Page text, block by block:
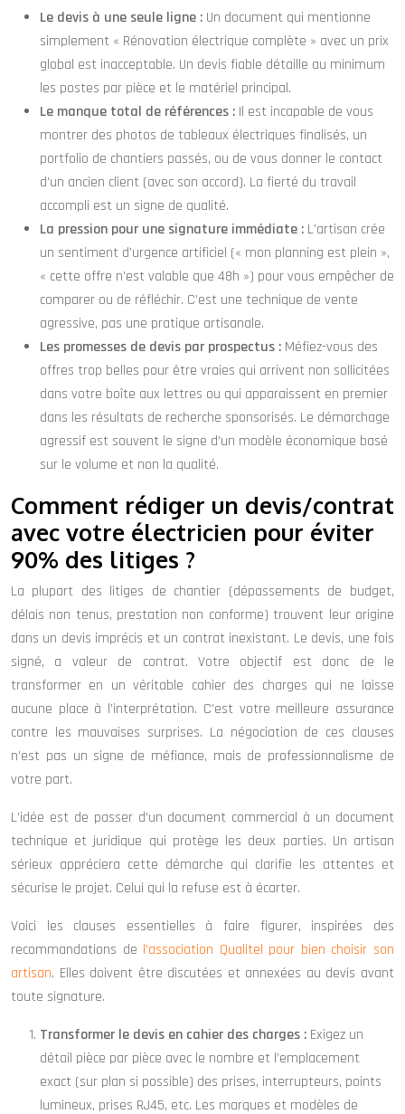
Le devis à une seule ligne : Un document qui mentionne
simplement « Rénovation électrique complète » avec un prix
global est inacceptable. Un devis fiable détaille au minimum
les postes par pièce et le matériel principal.
Le manque total de références : Il est incapable de vous
montrer des photos de tableaux électriques finalisés, un
portfolio de chantiers passés, ou de vous donner le contact
d’un ancien client (avec son accord). La fierté du travail
accompli est un signe de qualité.
La pression pour une signature immédiate : L’artisan crée
un sentiment d’urgence artificiel (« mon planning est plein »,
« cette offre n’est valable que 48h ») pour vous empêcher de
comparer ou de réfléchir. C’est une technique de vente
agressive, pas une pratique artisanale.
Les promesses de devis par prospectus : Méfiez-vous des
offres trop belles pour être vraies qui arrivent non sollicitées
dans votre boîte aux lettres ou qui apparaissent en premier
dans les résultats de recherche sponsorisés. Le démarchage
agressif est souvent le signe d’un modèle économique basé
sur le volume et non la qualité.
Comment rédiger un devis/contrat
avec votre électricien pour éviter
90% des litiges ?
La plupart des litiges de chantier (dépassements de budget,
délais non tenus, prestation non conforme) trouvent leur origine
dans un devis imprécis et un contrat inexistant. Le devis, une fois
signé, a valeur de contrat. Votre objectif est donc de le
transformer en un véritable cahier des charges qui ne laisse
aucune place à l’interprétation. C’est votre meilleure assurance
contre les mauvaises surprises. La négociation de ces clauses
n’est pas un signe de méfiance, mais de professionnalisme de
votre part.
L’idée est de passer d’un document commercial à un document
technique et juridique qui protège les deux parties. Un artisan
sérieux appréciera cette démarche qui clarifie les attentes et
sécurise le projet. Celui qui la refuse est à écarter.
Voici les clauses essentielles à faire figurer, inspirées des
recommandations de l’association Qualitel pour bien choisir son
artisan. Elles doivent être discutées et annexées au devis avant
toute signature.
Transformer le devis en cahier des charges : Exigez un
détail pièce par pièce avec le nombre et l’emplacement
exact (sur plan si possible) des prises, interrupteurs, points
lumineux, prises RJ45, etc. Les marques et modèles de